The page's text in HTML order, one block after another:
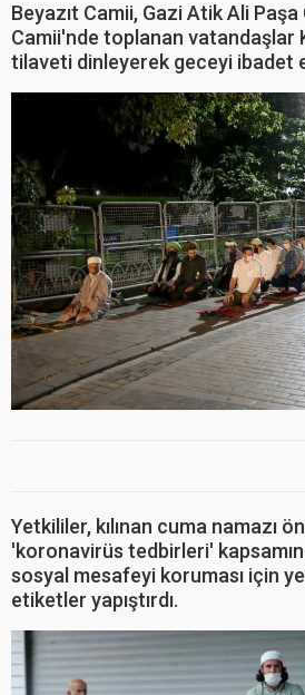
Beyazıt Camii, Gazi Atik Ali
Camii'nde toplanan vatandaşlar
tilaveti dinleyerek geceyi ibadet
Yetkililer, kılınan cuma namazı
'koronavirüs tedbirleri'
sosyal mesafeyi koruması için
etiketler yapıştırdı.